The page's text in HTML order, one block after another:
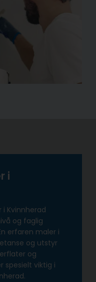
i
Kvinnherad
og faglig
erfaren maler i
og utstyr
og
spesielt viktig i